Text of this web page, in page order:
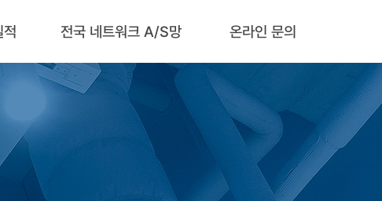
적 전국 네트워크 A/S망 온라인 문의